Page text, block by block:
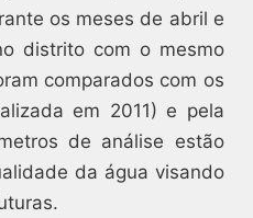
os meses de abril e
distrito com o mesmo
comparados com os
em 2011) e pela
de análise estão
da água visando